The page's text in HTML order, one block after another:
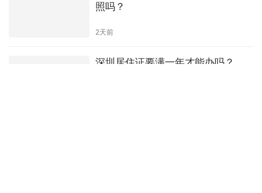
照吗？
2天前
深圳居住证要满一年才能办吗？